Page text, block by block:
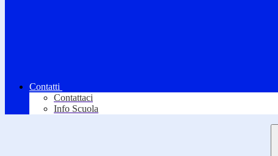
Contatti
Contattaci
Info Scuola